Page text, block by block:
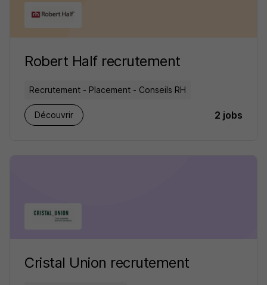
Robert Half recrutement
Recrutement - Placement - Conseils RH
Découvrir 2 jobs
Cristal Union recrutement